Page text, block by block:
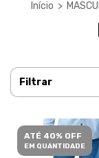
Início >
Filtrar
ATÉ 40% OFF
EM QUANTIDADE